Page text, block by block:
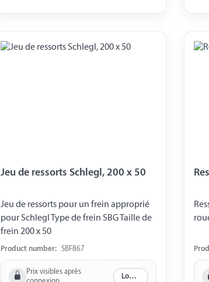
Jeu de ressorts Schlegl, 200 x 50
Jeu de ressorts pour un frein approprié
pour Schlegl Type de frein SBG Taille de
frein 200 x 50
Product number: SBF867
Prix visibles après
Log in